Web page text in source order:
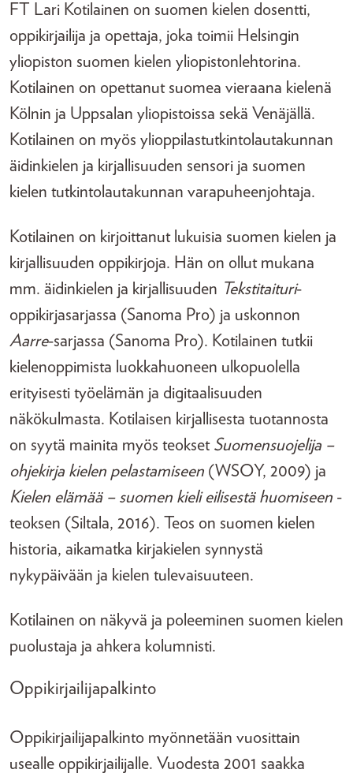
FT Lari Kotilainen on suomen kielen dosentti,
oppikirjailija ja opettaja, joka toimii Helsingin
yliopiston suomen kielen yliopistonlehtorina.
Kotilainen on opettanut suomea vieraana kielenä
Kölnin ja Uppsalan yliopistoissa sekä Venäjällä.
Kotilainen on myös ylioppilastutkintolautakunnan
äidinkielen ja kirjallisuuden sensori ja suomen
kielen tutkintolautakunnan varapuheenjohtaja.
Kotilainen on kirjoittanut lukuisia suomen kielen ja
kirjallisuuden oppikirjoja. Hän on ollut mukana
mm. äidinkielen ja kirjallisuuden Tekstitaituri-
oppikirjasarjassa (Sanoma Pro) ja uskonnon
Aarre-sarjassa (Sanoma Pro). Kotilainen tutkii
kielenoppimista luokkahuoneen ulkopuolella
erityisesti työelämän ja digitaalisuuden
näkökulmasta. Kotilaisen kirjallisesta tuotannosta
on syytä mainita myös teokset Suomensuojelija –
ohjekirja kielen pelastamiseen (WSOY, 2009) ja
Kielen elämää – suomen kieli eilisestä huomiseen -
teoksen (Siltala, 2016). Teos on suomen kielen
historia, aikamatka kirjakielen synnystä
nykypäivään ja kielen tulevaisuuteen.
Kotilainen on näkyvä ja poleeminen suomen kielen
puolustaja ja ahkera kolumnisti.
Oppikirjailijapalkinto
Oppikirjailijapalkinto myönnetään vuosittain
usealle oppikirjailijalle. Vuodesta 2001 saakka